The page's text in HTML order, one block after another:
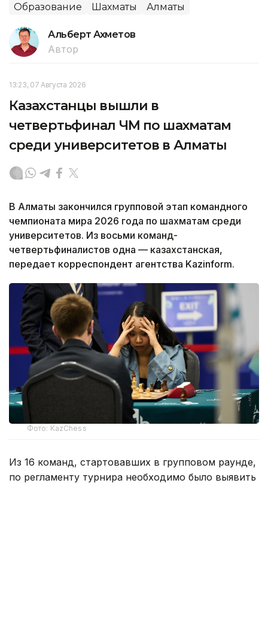
Образование Шахматы Алматы
Альберт Ахметов
Автор
13:23, 07 Августа 2026
Казахстанцы вышли в
четвертьфинал ЧМ по шахматам
среди университетов в Алматы
В Алматы закончился групповой этап командного
чемпионата мира 2026 года по шахматам среди
университетов. Из восьми команд-
четвертьфиналистов одна — казахстанская,
передает корреспондент агентства Kazinform.
Фото: KazChess
Из 16 команд, стартовавших в групповом раунде,
по регламенту турнира необходимо было выявить